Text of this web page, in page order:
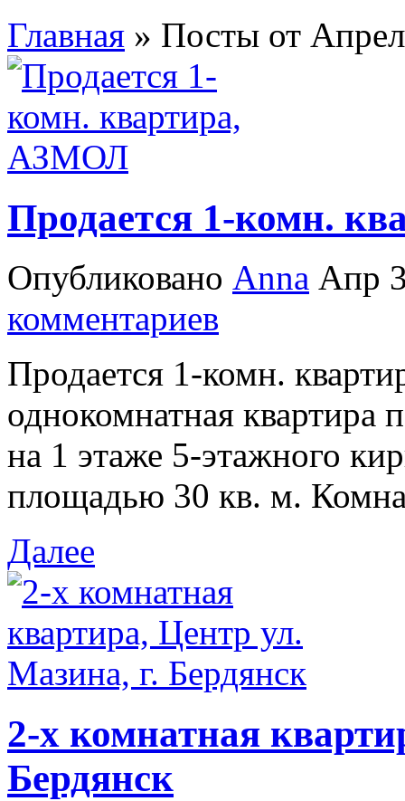
Главная » Посты от
Продается 1-комн.
Опубликовано Anna Апр
комментариев
Продается 1-комн.
однокомнатная
на 1 этаже 5-этажного
площадью 30 кв. м.
Далее
2-х комнатная
Бердянск